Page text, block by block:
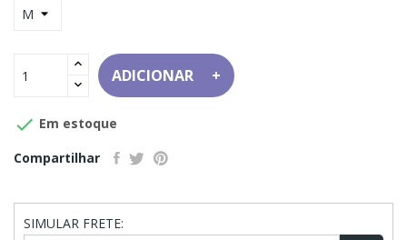
ADICIONAR
 Em estoque
Compartilhar
SIMULAR FRETE: